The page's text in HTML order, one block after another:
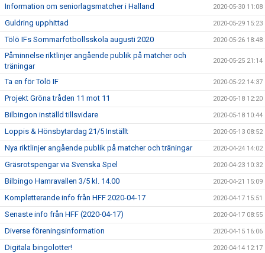
Information om seniorlagsmatcher i Halland 2020-05-30 11:08
Guldring upphittad 2020-05-29 15:23
Tölö IFs Sommarfotbollsskola augusti 2020 2020-05-26 18:48
Påminnelse riktlinjer angående publik på matcher och
träningar
2020-05-25 21:14
Ta en för Tölö IF 2020-05-22 14:37
Projekt Gröna tråden 11 mot 11 2020-05-18 12:20
Bilbingon inställd tillsvidare 2020-05-18 10:44
Loppis & Hönsbytardag 21/5 Inställt 2020-05-13 08:52
Nya riktlinjer angående publik på matcher och träningar 2020-04-24 14:02
Gräsrotspengar via Svenska Spel 2020-04-23 10:32
Bilbingo Hamravallen 3/5 kl. 14.00 2020-04-21 15:09
Kompletterande info från HFF 2020-04-17 2020-04-17 15:51
Senaste info från HFF (2020-04-17) 2020-04-17 08:55
Diverse föreningsinformation 2020-04-15 16:06
Digitala bingolotter! 2020-04-14 12:17